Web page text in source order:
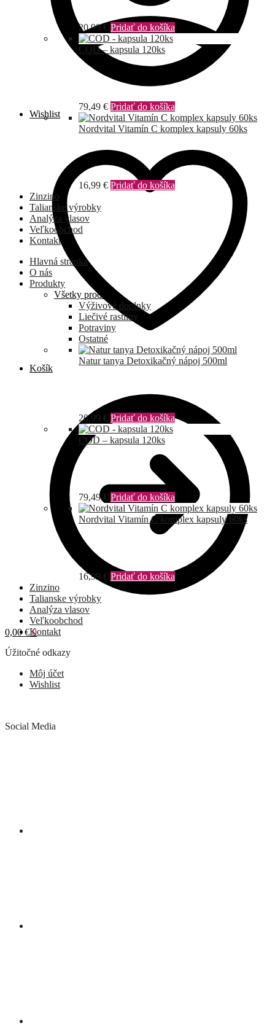
Wishlist
Košík
0,00€ 0
20,99€ Pridať do košíka
COD – kapsula 120ks
79,49 € Pridať do košíka
Nordvital Vitamín C komplex kapsuly 60ks
16,99 € Pridať do košíka
Zinzino
Talianske výrobky
Analýza vlasov
Veľkoobchod
Kontakt
Hlavná stránka
O nás
Produkty
Všetky produkty
Výživové doplnky
Liečivé rastliny
Potraviny
Ostatné
Natur tanya Detoxikačný nápoj 500ml
20,99 € Pridať do košíka
COD – kapsula 120ks
79,49 € Pridať do košíka
Nordvital Vitamín C komplex kapsuly 60ks
16,99 € Pridať do košíka
Zinzino
Talianske výrobky
Analýza vlasov
Veľkoobchod
Kontakt
Úžitočné odkazy
Môj účet
Wishlist
Social Media